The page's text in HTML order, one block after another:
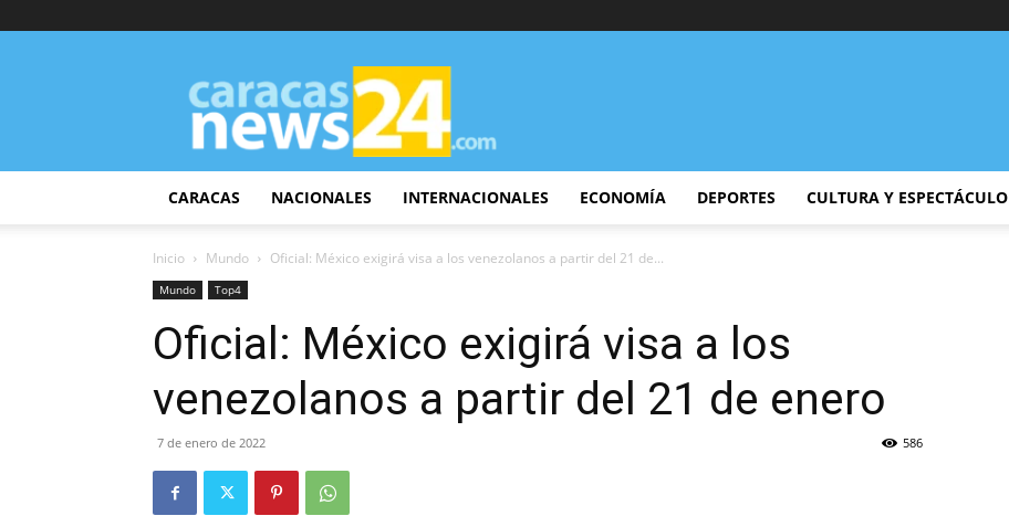
CaracasNews24
CARACAS NACIONALES INTERNACIONALES ECONOMÍA DEPORTES CULTURA Y ESPECTÁCULO
Inicio Mundo Oficial: México exigirá visa a los venezolanos a partir del 21 de...
Mundo Top4
Oficial: México exigirá visa a los
venezolanos a partir del 21 de enero
7 de enero de 2022 586